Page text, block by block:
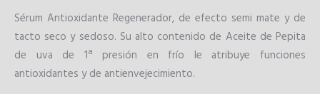
Sérum Antioxidante Regenerador, de efecto semi mate y de
tacto seco y sedoso. Su alto contenido de Aceite de Pepita
de uva de 1ª presión en frío le atribuye funciones
antioxidantes y de antienvejecimiento.